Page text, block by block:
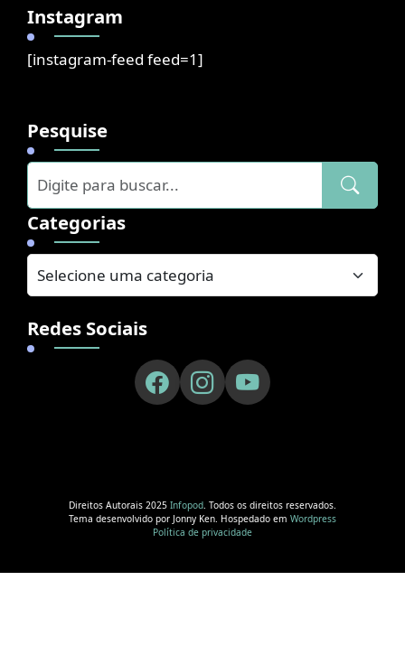
Instagram
[instagram-feed feed=1]
Pesquise
Categorias
Redes Sociais
Direitos Autorais 2025 Infopod. Todos os direitos reservados.
Tema desenvolvido por Jonny Ken. Hospedado em Wordpress
Política de privacidade